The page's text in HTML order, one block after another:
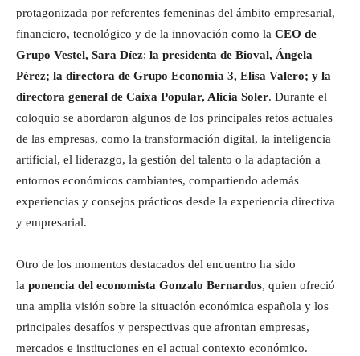
protagonizada por referentes femeninas del ámbito empresarial,
financiero, tecnológico y de la innovación como la CEO de
Grupo Vestel, Sara Díez; la presidenta de Bioval, Ángela
Pérez; la directora de Grupo Economía 3, Elisa Valero; y la
directora general de Caixa Popular, Alicia Soler. Durante el
coloquio se abordaron algunos de los principales retos actuales
de las empresas, como la transformación digital, la inteligencia
artificial, el liderazgo, la gestión del talento o la adaptación a
entornos económicos cambiantes, compartiendo además
experiencias y consejos prácticos desde la experiencia directiva
y empresarial.
Otro de los momentos destacados del encuentro ha sido
la ponencia del economista Gonzalo Bernardos, quien ofreció
una amplia visión sobre la situación económica española y los
principales desafíos y perspectivas que afrontan empresas,
mercados e instituciones en el actual contexto económico.